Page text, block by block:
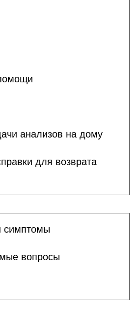
анализов на дому
для возврата
симптомы
вопросы